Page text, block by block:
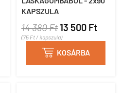
KAPSZULA
14 380 Ft 13 500 Ft
(75 Ft / kapszula)
 KOSÁRBA